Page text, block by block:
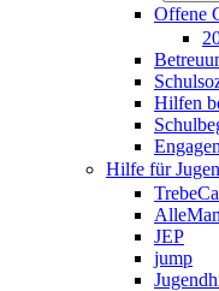
Offene
Hilfen
Hilfe für
JEP
jump